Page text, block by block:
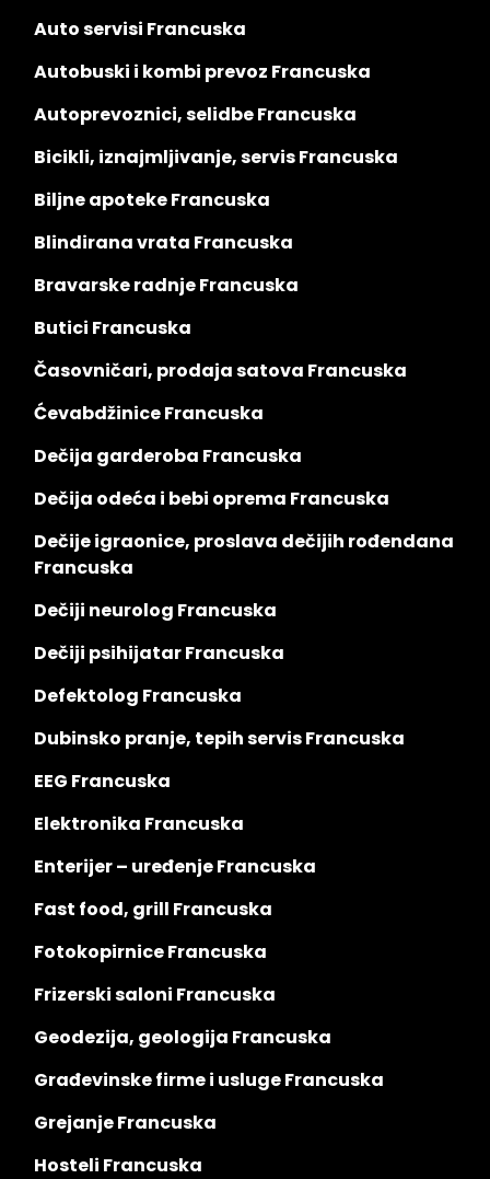
Auto servisi Francuska
Autobuski i kombi prevoz Francuska
Autoprevoznici, selidbe Francuska
Bicikli, iznajmljivanje, servis Francuska
Biljne apoteke Francuska
Blindirana vrata Francuska
Bravarske radnje Francuska
Butici Francuska
Časovničari, prodaja satova Francuska
Ćevabdžinice Francuska
Dečija garderoba Francuska
Dečija odeća i bebi oprema Francuska
Dečije igraonice, proslava dečijih rođendana
Francuska
Dečiji neurolog Francuska
Dečiji psihijatar Francuska
Defektolog Francuska
Dubinsko pranje, tepih servis Francuska
EEG Francuska
Elektronika Francuska
Enterijer – uređenje Francuska
Fast food, grill Francuska
Fotokopirnice Francuska
Frizerski saloni Francuska
Geodezija, geologija Francuska
Građevinske firme i usluge Francuska
Grejanje Francuska
Hosteli Francuska